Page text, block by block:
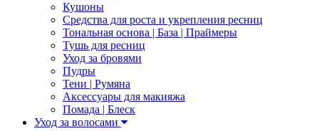
Кушоны
Средства для роста и укрепления ресниц
Тональная основа | База | Праймеры
Тушь для ресниц
Уход за бровями
Пудры
Тени | Румяна
Аксессуары для макияжа
Помада | Блеск
Уход за волосами